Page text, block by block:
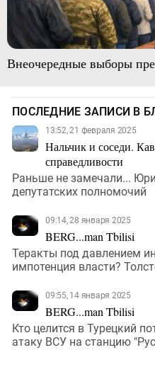
Внеочередные выборы
ПОСЛЕДНИЕ ЗАПИСИ В
13:52, 21 февраля 2025
Нальчик и соседи.
справедливости
Раньше не замечали...
депутатских полномочий
09:14, 28 января 2025
BERG...man Tbilisi
Теракты под давлением
импотенция власти?
09:55, 14 января 2025
BERG...man Tbilisi
Кто целится в Турецкий
атаку ВСУ на станцию